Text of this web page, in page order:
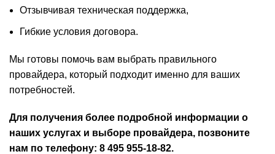
Отзывчивая техническая поддержка,
Гибкие условия договора.
Мы готовы помочь вам выбрать правильного
провайдера, который подходит именно для ваших
потребностей.
Для получения более подробной информации о
наших услугах и выборе провайдера, позвоните
нам по телефону: 8 495 955-18-82.